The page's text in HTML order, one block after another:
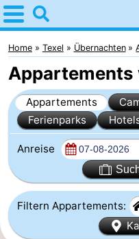
Home
Texel
Tipps
Für
-
Den
Burg
-
Den
-
Home Texel Übernachten
Appartements
Appartements
Ferienparks
Anreise
Filtern Appartements: